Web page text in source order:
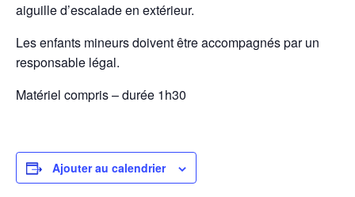
aiguille d’escalade en extérieur.
Les enfants mineurs doivent être accompagnés par un
responsable légal.
Matériel compris – durée 1h30
Ajouter au calendrier